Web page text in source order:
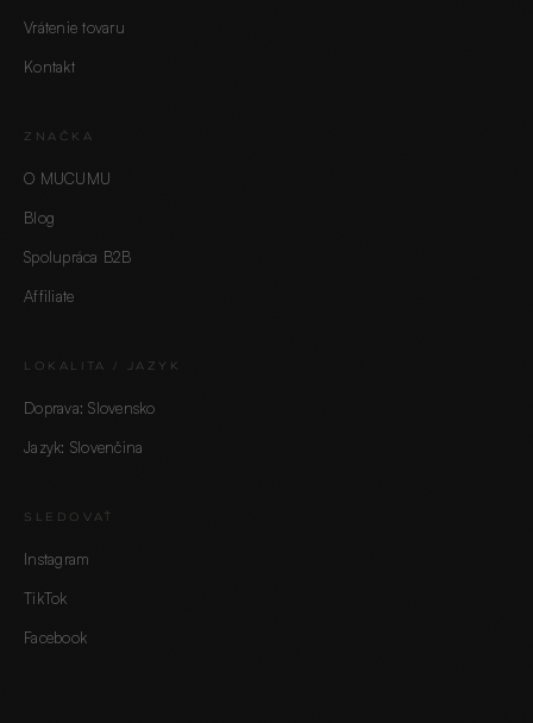
Vrátenie tovaru
Kontakt
ZNAČKA
O MUCUMU
Blog
Spolupráca B2B
Affiliate
LOKALITA / JAZYK
Doprava: Slovensko
Jazyk: Slovenčina
SLEDOVAŤ
Instagram
TikTok
Facebook